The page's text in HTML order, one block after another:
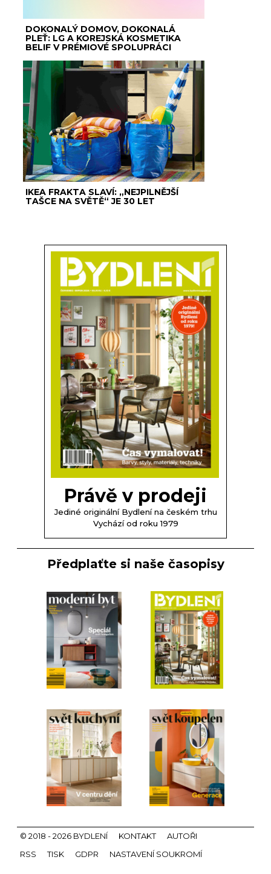
DOKONALÝ DOMOV, DOKONALÁ
PLEŤ: LG A KOREJSKÁ KOSMETIKA
BELIF V PRÉMIOVÉ SPOLUPRÁCI
IKEA FRAKTA SLAVÍ: „NEJPILNĚJŠÍ
TAŠCE NA SVĚTĚ“ JE 30 LET
Právě v prodeji
Jediné originální Bydlení na českém trhu
Vychází od roku 1979
Předplaťte si naše časopisy
© 2018 - 2026 BYDLENÍ KONTAKT
AUTOŘI
RSS
TISK GDPR NASTAVENÍ SOUKROMÍ